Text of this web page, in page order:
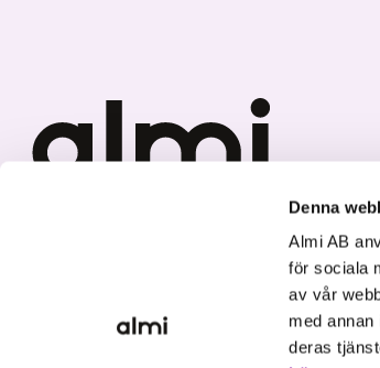
Denna
Almi AB
för sociala
av vår
med
deras